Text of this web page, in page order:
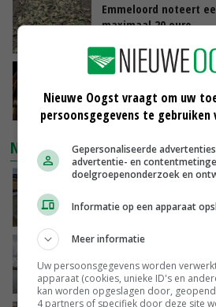
Emmeloord noteert
maximaal 20 euro
Spontane
Apeldoorn zetten de
GISTEREN, 14:48
NIEUWSTE VIDEO'S
Droogte veroorzaakt
GISTEREN, 14:06
wereld zijn te koop
GISTEREN, 12:00
Nieuwe Oogst vraagt om uw
persoonsgegevens te
Gepersonaliseerde
advertentie- en
doelgroepenonderzoek en
Informatie op een apparaat
Meer informatie
Uw persoonsgegevens worden
apparaat (cookies, unieke ID's en
kan worden opgeslagen door,
4 partners of specifiek door deze site